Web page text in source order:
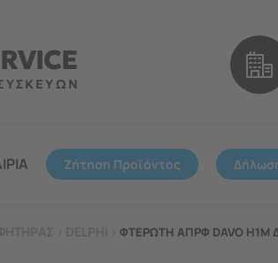
Ζήτηση Προϊόντος
ΦΤΕΡΩΤΗ ΑΠΡΦ DAVO H1M